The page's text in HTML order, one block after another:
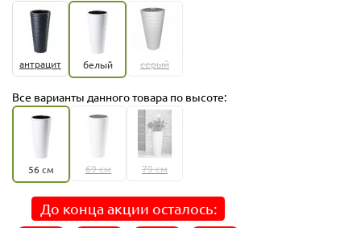
антрацит белый серый
Все варианты данного товара по высоте:
56 см 69 см 79 см
До конца акции осталось: